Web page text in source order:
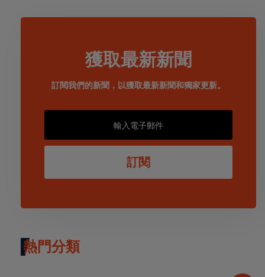
獲取最新新聞
訂閱我們的新聞，以獲取最新新聞和獨家更新。
訂閱
熱門分類